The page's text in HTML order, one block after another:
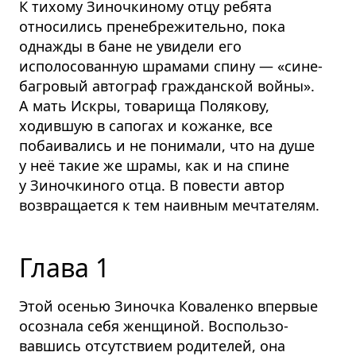
К тихому Зиночкиному отцу ребята
относились пренебре­жительно, пока
однажды в бане не увидели его
исполосованную шрамами спину — «сине-
багровый автограф гражданской войны».
А мать Искры, товарища Полякову,
ходившую в сапогах и кожанке, все
побаивались и не понимали, что на душе
у неё такие же шрамы, как и на спине
у Зиночкиного отца. В повести автор
возвращается к тем наивным мечтателям.
Глава 1
Этой осенью Зиночка Коваленко впервые
осознала себя женщиной. Восполь­зо­
вавшись отсутствием родителей, она